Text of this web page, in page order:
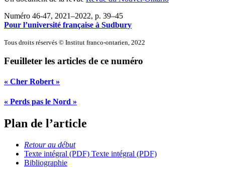
Numéro 46-47, 2021–2022, p. 39–45
Pour l’université française à Sudbury
Tous droits réservés © Institut franco-ontarien, 2022
Feuilleter les articles de ce numéro
« Cher Robert »
« Perds pas le Nord »
Plan de l’article
Retour au début
Texte intégral (PDF) Texte intégral (PDF)
Bibliographie